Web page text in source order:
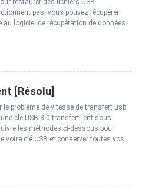
pas, vous pouvez récupérer
logiciel de récupération de données
[Résolu]
problème de vitesse de transfert usb
clé USB 3.0 transfert lent sous
les méthodes ci-dessous pour
votre clé USB et conserver toutes vos